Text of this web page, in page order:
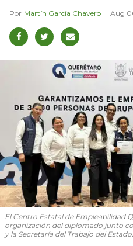
Martín García Chavero Aug
El Centro Estatal de Empleabilidad
organización del diplomado junto
y la Secretaría del Trabajo del Estado.